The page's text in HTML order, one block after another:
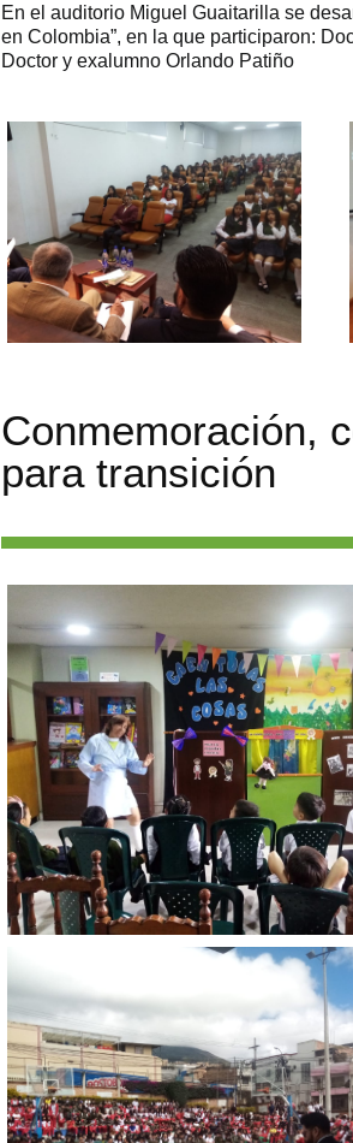
En el auditorio Miguel Guaitarilla se
en Colombia”, en la que participaron:
Doctor y exalumno Orlando Patiño
Conmemoración,
para transición